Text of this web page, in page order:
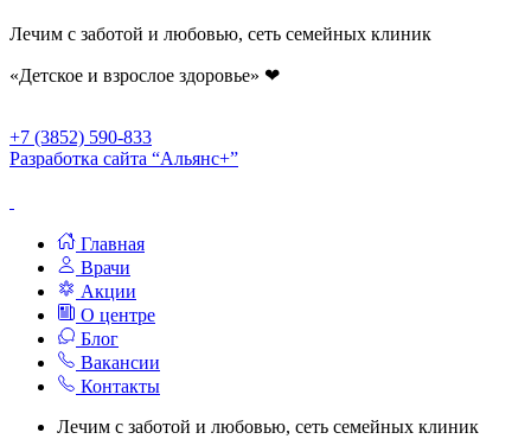
Лечим с заботой и любовью, сеть семейных клиник
«Детское и взрослое здоровье» ❤
+7 (3852) 590-833
Разработка сайта “Альянс+”
Главная
Врачи
Акции
О центре
Блог
Вакансии
Контакты
Лечим с заботой и любовью, сеть семейных клиник